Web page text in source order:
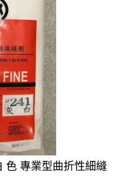
帳號@a0975005573
色 專業型曲折性細縫